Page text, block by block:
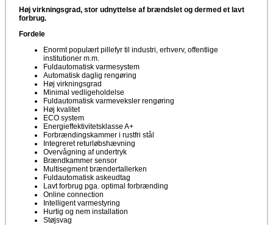
Høj virkningsgrad, stor udnyttelse af brændslet og dermed et lavt
forbrug.
Fordele
Enormt populært pillefyr til industri, erhverv, offentlige
institutioner m.m.
Fuldautomatisk varmesystem
Automatisk daglig rengøring
Høj virkningsgrad
Minimal vedligeholdelse
Fuldautomatisk varmeveksler rengøring
Høj kvalitet
ECO system
Energieffektivitetsklasse A+
Forbrændingskammer i rustfri stål
Integreret returløbshævning
Overvågning af undertryk
Brændkammer sensor
Multisegment brændertallerken
Fuldautomatisk askeudtag
Lavt forbrug pga. optimal forbrænding
Online connection
Intelligent varmestyring
Hurtig og nem installation
Støjsvag